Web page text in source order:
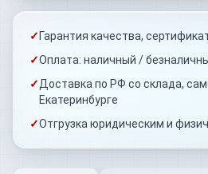
✓ Гарантия качества,
✓Оплата: наличный /
✓Доставка по РФ со склада,
Екатеринбурге
✓Отгрузка юридическим и